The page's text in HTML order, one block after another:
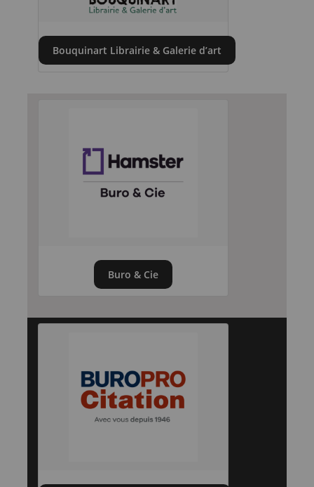
Bouquinart Librairie & Galerie d’art
Buro & Cie